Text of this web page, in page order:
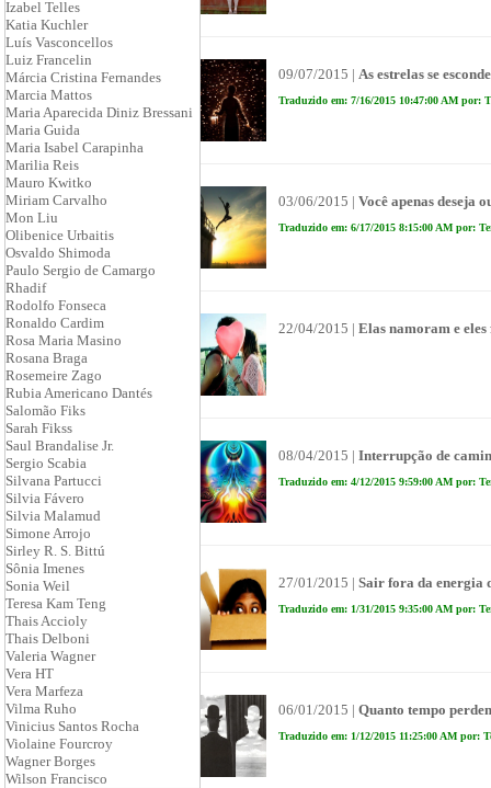
Izabel Telles
Katia Kuchler
Luís Vasconcellos
Luiz Francelin
Márcia Cristina Fernandes
Marcia Mattos
Maria Aparecida Diniz Bressani
Maria Guida
Maria Isabel Carapinha
Marilia Reis
Mauro Kwitko
Miriam Carvalho
Mon Liu
Olibenice Urbaitis
Osvaldo Shimoda
Paulo Sergio de Camargo
Rhadif
Rodolfo Fonseca
Ronaldo Cardim
Rosa Maria Masino
Rosana Braga
Rosemeire Zago
Rubia Americano Dantés
Salomão Fiks
Sarah Fikss
Saul Brandalise Jr.
Sergio Scabia
Silvana Partucci
Silvia Fávero
Silvia Malamud
Simone Arrojo
Sirley R. S. Bittú
Sônia Imenes
Sonia Weil
Teresa Kam Teng
Thais Accioly
Thais Delboni
Valeria Wagner
Vera HT
Vera Marfeza
Vilma Ruho
Vinicius Santos Rocha
Violaine Fourcroy
Wagner Borges
Wilson Francisco
09/07/2015 | As estrelas se
Traduzido em: 7/16/2015 10:47:00 AM por:
03/06/2015 | Você apenas deseja
Traduzido em: 6/17/2015 8:15:00 AM por:
22/04/2015 | Elas namoram e
08/04/2015 | Interrupção de
Traduzido em: 4/12/2015 9:59:00 AM por:
27/01/2015 | Sair fora da energia
Traduzido em: 1/31/2015 9:35:00 AM por:
06/01/2015 | Quanto tempo
Traduzido em: 1/12/2015 11:25:00 AM por: